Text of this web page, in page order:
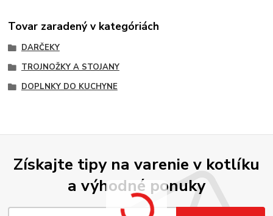
Tovar zaradený v kategóriách
DARČEKY
TROJNOŽKY A STOJANY
DOPLNKY DO KUCHYNE
Získajte tipy na varenie v kotlíku
a výhodné ponuky